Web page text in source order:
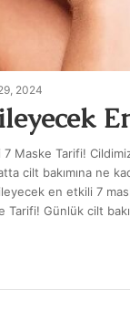
2024
Maske Tarifi!
cilt bakımına ne
en etkili 7
Tarifi! Günlük cilt